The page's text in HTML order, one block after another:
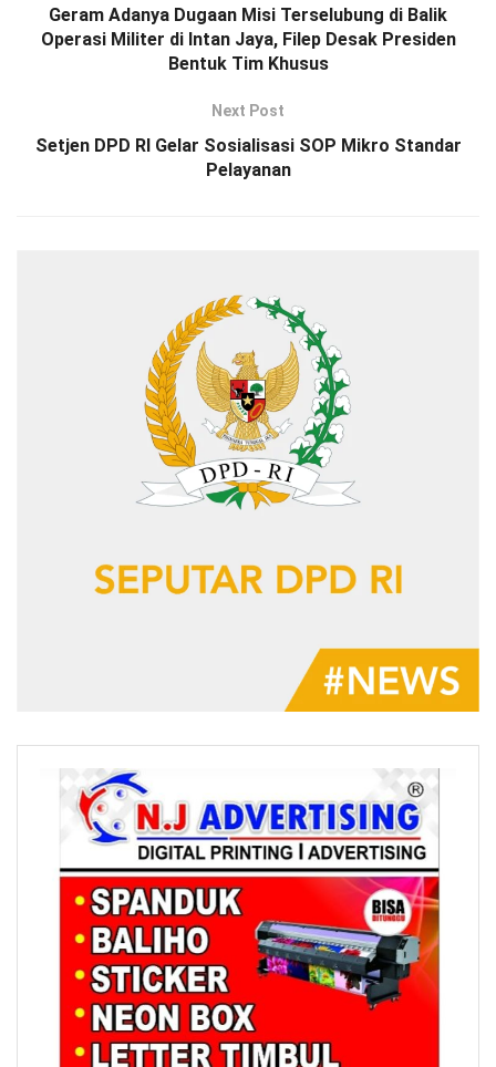
Geram Adanya Dugaan Misi Terselubung di Balik
Operasi Militer di Intan Jaya, Filep Desak Presiden
Bentuk Tim Khusus
Next Post
Setjen DPD RI Gelar Sosialisasi SOP Mikro Standar
Pelayanan